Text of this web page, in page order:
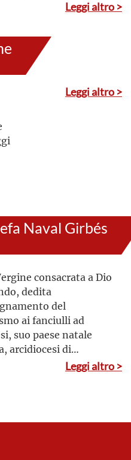
Leggi altro >
Leggi altro >
Naval Girbés
consacrata a Dio
dedita
del
ai fanciulli ad
suo paese natale
arcidiocesi di
Leggi altro >